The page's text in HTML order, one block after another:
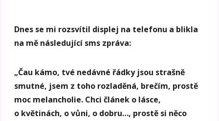
Dnes se mi rozsvítil displej na telefonu a blikla
na mě následující sms zpráva:
„Čau kámo, tvé nedávné řádky jsou strašně
smutné, jsem z toho rozladěná, brečím, prostě
moc melancholie. Chci článek o lásce,
o květinách, o vůni, o dobru…, prostě si něco